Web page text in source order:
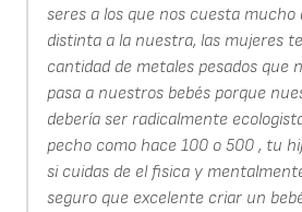
seres a los que nos cuesta
distinta a la nuestra, las mujeres
cantidad de metales pesados que
pasa a nuestros bebés porque
debería ser radicalmente
pecho como hace 100 o 500 , tu
si cuidas de el fisica y
seguro que excelente criar un